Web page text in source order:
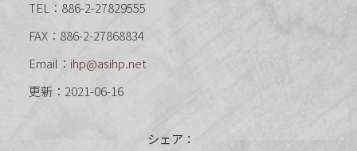
TEL：886-2-27829555
FAX：886-2-27868834
Email： ihp@asihp.net
更新：2021-06-16
シェア：